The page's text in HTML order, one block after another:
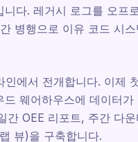
니다. 레거시 로그를 오프
병행으로 이유 코드 시
에서 전개합니다. 이제
드 웨어하우스에 데이터가
간 OEE 리포트, 주간 다
뷰)을 구축합니다.